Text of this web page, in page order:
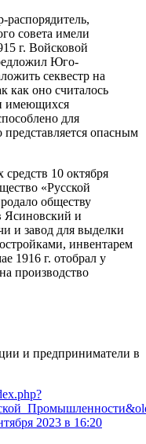
распорядитель,
совета имели
г. Войсковой
Юго-
секвестр на
как оно считалось
имеющихся
для
опасным
10 октября
«Русской
обществу
Ясиновский и
и завод для выделки
инвентарем
1916 г. отобрал у
производство
и предприниматели в
2023 в 16:20